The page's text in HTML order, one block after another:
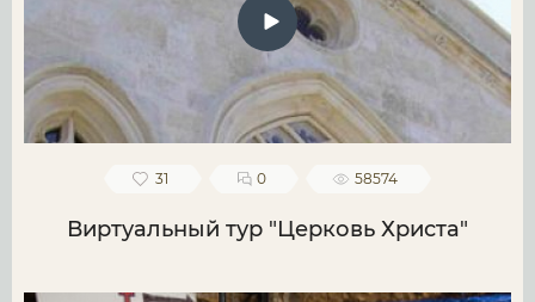
31 0 58574
Виртуальный тур "Церковь Христа"